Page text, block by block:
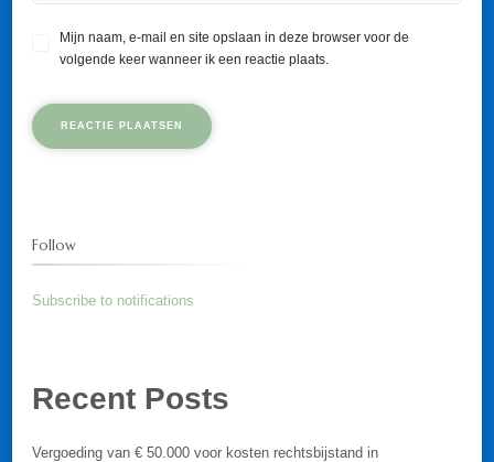
Mijn naam, e-mail en site opslaan in deze browser voor de
volgende keer wanneer ik een reactie plaats.
Follow
Subscribe to notifications
Recent Posts
Vergoeding van € 50.000 voor kosten rechtsbijstand in